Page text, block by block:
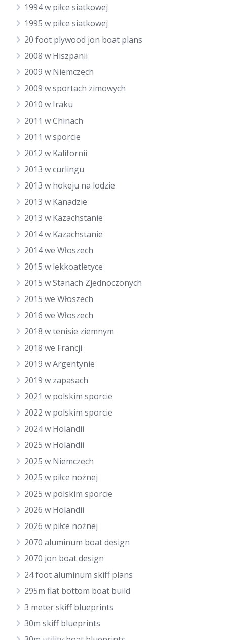
1994 w piłce siatkowej
1995 w piłce siatkowej
20 foot plywood jon boat plans
2008 w Hiszpanii
2009 w Niemczech
2009 w sportach zimowych
2010 w Iraku
2011 w Chinach
2011 w sporcie
2012 w Kalifornii
2013 w curlingu
2013 w hokeju na lodzie
2013 w Kanadzie
2013 w Kazachstanie
2014 w Kazachstanie
2014 we Włoszech
2015 w lekkoatletyce
2015 w Stanach Zjednoczonych
2015 we Włoszech
2016 we Włoszech
2018 w tenisie ziemnym
2018 we Francji
2019 w Argentynie
2019 w zapasach
2021 w polskim sporcie
2022 w polskim sporcie
2024 w Holandii
2025 w Holandii
2025 w Niemczech
2025 w piłce nożnej
2025 w polskim sporcie
2026 w Holandii
2026 w piłce nożnej
2070 aluminum boat design
2070 jon boat design
24 foot aluminum skiff plans
295m flat bottom boat build
3 meter skiff blueprints
30m skiff blueprints